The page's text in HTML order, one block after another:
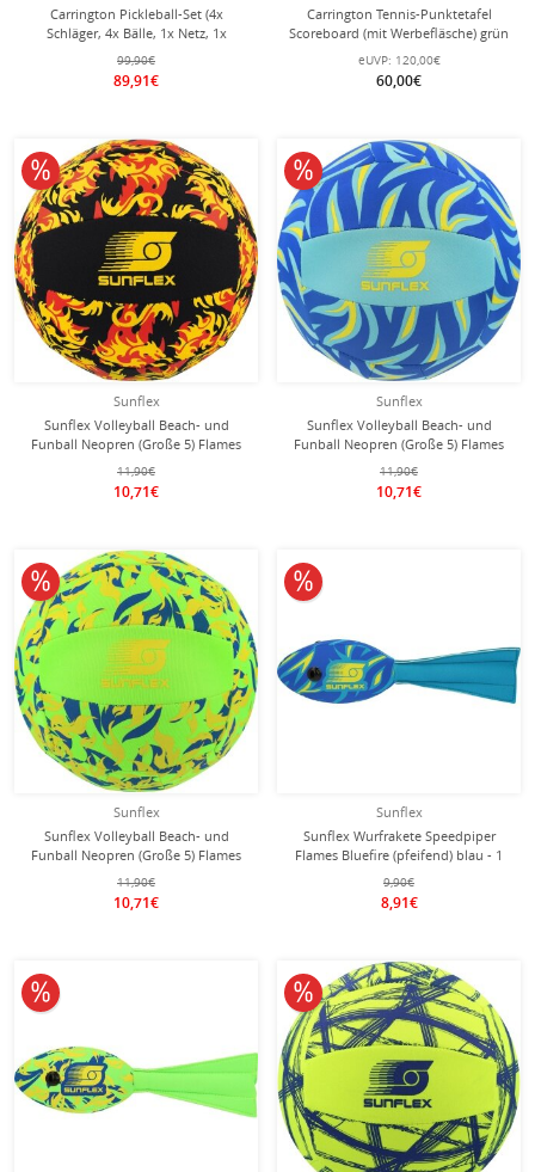
Carrington Pickleball-Set (4x
Schläger, 4x Bälle, 1x Netz, 1x
Tragebeutel)
99,90€
89,91€
Carrington Tennis-Punktetafel
Scoreboard (mit Werbefläsche) grün
eUVP: 120,00€
60,00€
Sunflex
Sunflex Volleyball Beach- und
Funball Neopren (Große 5) Flames
Dragon schwarz/rot/gelb - 1 Ball
11,90€
10,71€
10% reduziert
Sunflex
Sunflex Volleyball Beach- und
Funball Neopren (Große 5) Flames
Bluefire blau - 1 Ball
11,90€
10,71€
10% reduziert
Sunflex
Sunflex Volleyball Beach- und
Funball Neopren (Große 5) Flames
Firegreen grün - 1 Ball
11,90€
10,71€
10% reduziert
Sunflex
Sunflex Wurfrakete Speedpiper
Flames Bluefire (pfeifend) blau - 1
Stück
9,90€
8,91€
10% reduziert
10% reduziert 10% reduziert